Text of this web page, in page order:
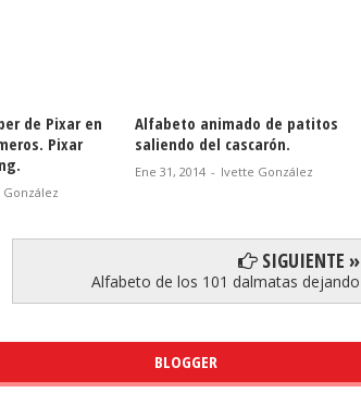
de Pixar en
Pixar
Alfabeto animado de patitos
saliendo del cascarón.
Ene 31, 2014 - Ivette González
SIGUIENTE »
Alfabeto de los 101 dalmatas dejando
BLOGGER